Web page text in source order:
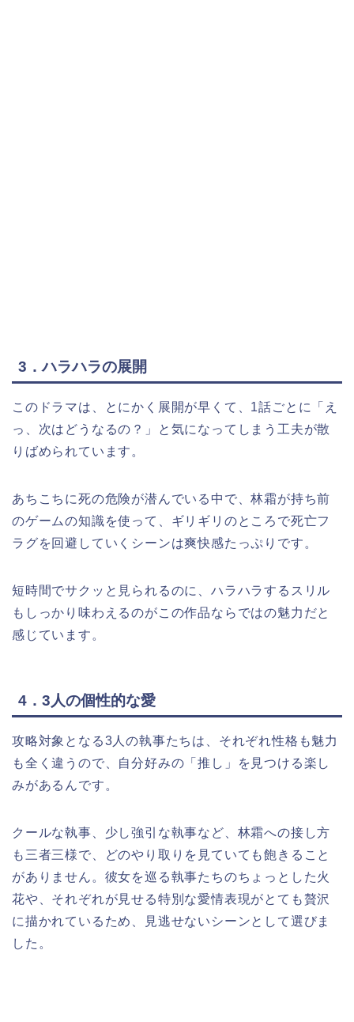
3．ハラハラの展開
このドラマは、とにかく展開が早くて、1話ごとに「え
っ、次はどうなるの？」と気になってしまう工夫が散
りばめられています。
あちこちに死の危険が潜んでいる中で、林霜が持ち前
のゲームの知識を使って、ギリギリのところで死亡フ
ラグを回避していくシーンは爽快感たっぷりです。
短時間でサクッと見られるのに、ハラハラするスリル
もしっかり味わえるのがこの作品ならではの魅力だと
感じています。
4．3人の個性的な愛
攻略対象となる3人の執事たちは、それぞれ性格も魅力
も全く違うので、自分好みの「推し」を見つける楽し
みがあるんです。
クールな執事、少し強引な執事など、林霜への接し方
も三者三様で、どのやり取りを見ていても飽きること
がありません。彼女を巡る執事たちのちょっとした火
花や、それぞれが見せる特別な愛情表現がとても贅沢
に描かれているため、見逃せないシーンとして選びま
した。